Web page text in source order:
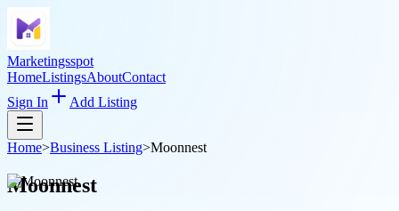
Marketingsspot
HomeListingsAboutContact
Sign In
Add Listing
Home>Business Listing>Moonnest
Moonnest